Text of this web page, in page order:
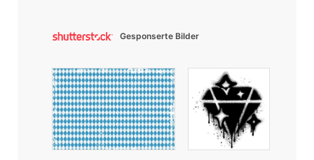
Gesponserte Bilder